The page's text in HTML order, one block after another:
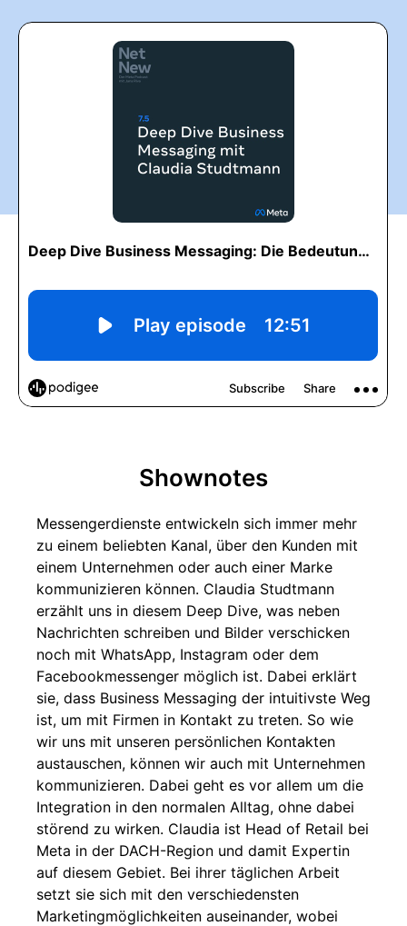
Shownotes
Messengerdienste entwickeln sich immer mehr
zu einem beliebten Kanal, über den Kunden mit
einem Unternehmen oder auch einer Marke
kommunizieren können. Claudia Studtmann
erzählt uns in diesem Deep Dive, was neben
Nachrichten schreiben und Bilder verschicken
noch mit WhatsApp, Instagram oder dem
Facebookmessenger möglich ist. Dabei erklärt
sie, dass Business Messaging der intuitivste Weg
ist, um mit Firmen in Kontakt zu treten. So wie
wir uns mit unseren persönlichen Kontakten
austauschen, können wir auch mit Unternehmen
kommunizieren. Dabei geht es vor allem um die
Integration in den normalen Alltag, ohne dabei
störend zu wirken. Claudia ist Head of Retail bei
Meta in der DACH-Region und damit Expertin
auf diesem Gebiet. Bei ihrer täglichen Arbeit
setzt sie sich mit den verschiedensten
Marketingmöglichkeiten auseinander, wobei